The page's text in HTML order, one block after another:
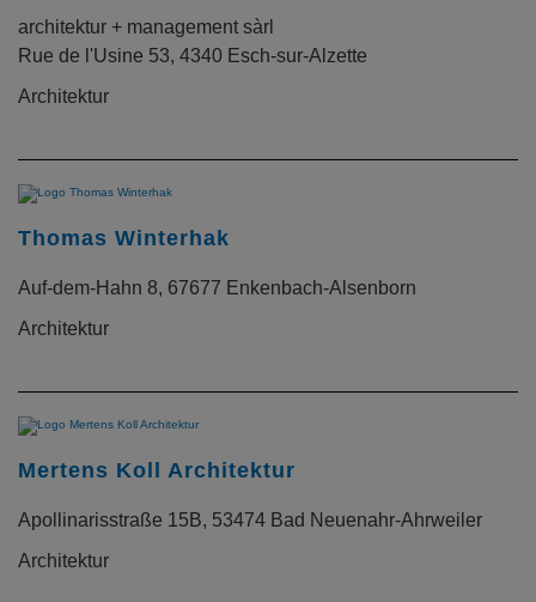
architektur + management sàrl
Rue de l'Usine 53, 4340 Esch-sur-Alzette
Architektur
Thomas Winterhak
Auf-dem-Hahn 8, 67677 Enkenbach-Alsenborn
Architektur
Mertens Koll Architektur
Apollinarisstraße 15B, 53474 Bad Neuenahr-Ahrweiler
Architektur